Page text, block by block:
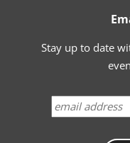
Stay up to date